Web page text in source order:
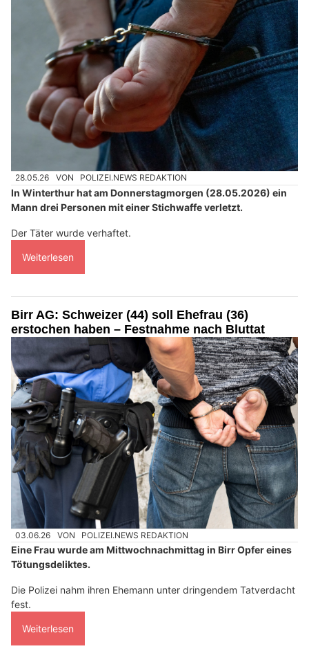
28.05.26 VON POLIZEI.NEWS REDAKTION
In Winterthur hat am Donnerstagmorgen (28.05.2026) ein
Mann drei Personen mit einer Stichwaffe verletzt.
Der Täter wurde verhaftet.
Weiterlesen
Birr AG: Schweizer (44) soll Ehefrau (36)
erstochen haben – Festnahme nach Bluttat
03.06.26 VON POLIZEI.NEWS REDAKTION
Eine Frau wurde am Mittwochnachmittag in Birr Opfer eines
Tötungsdeliktes.
Die Polizei nahm ihren Ehemann unter dringendem Tatverdacht
fest.
Weiterlesen